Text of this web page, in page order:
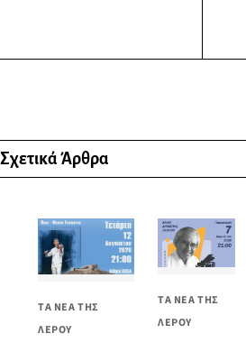
Σχετικά Άρθρα
ΤΑ ΝΕΑ ΤΗΣ
ΛΕΡΟΥ
ΤΑ ΝΕΑ ΤΗΣ
ΛΕΡΟΥ